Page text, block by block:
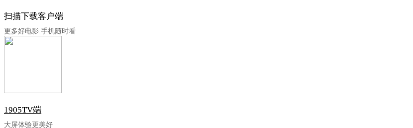
扫描下载客户端
更多好电影 手机随时看
1905TV端
大屏体验更美好